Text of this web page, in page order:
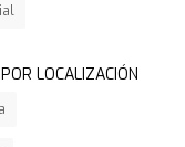
LOCALIZACIÓN